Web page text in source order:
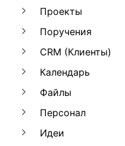
Проекты
Поручения
CRM (Клиенты)
Календарь
Файлы
Персонал
Идеи